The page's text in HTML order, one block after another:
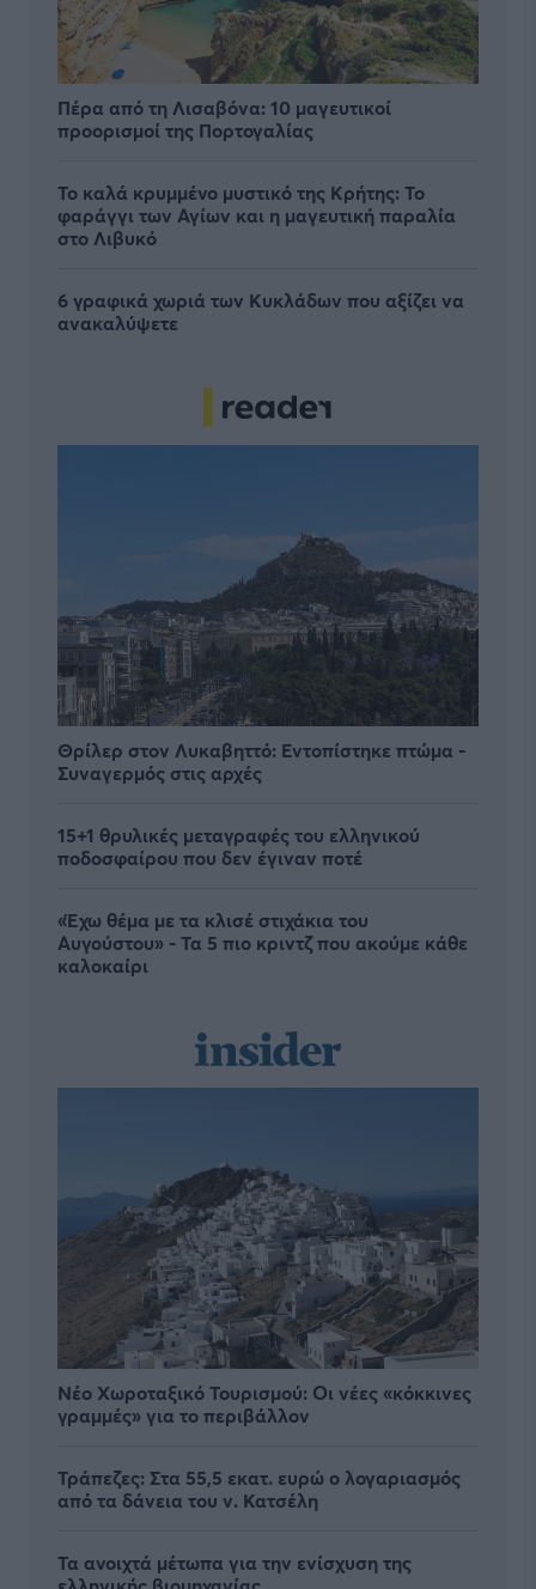
Πέρα από τη Λισαβόνα: 10 μαγευτικοί
προορισμοί της Πορτογαλίας
Το καλά κρυμμένο μυστικό της Κρήτης: Το
φαράγγι των Αγίων και η μαγευτική παραλία
στο Λιβυκό
6 γραφικά χωριά των Κυκλάδων που αξίζει να
ανακαλύψετε
Θρίλερ στον Λυκαβηττό: Εντοπίστηκε πτώμα -
Συναγερμός στις αρχές
15+1 θρυλικές μεταγραφές του ελληνικού
ποδοσφαίρου που δεν έγιναν ποτέ
«Έχω θέμα με τα κλισέ στιχάκια του
Αυγούστου» - Τα 5 πιο κριντζ που ακούμε κάθε
καλοκαίρι
Νέο Χωροταξικό Τουρισμού: Οι νέες «κόκκινες
γραμμές» για το περιβάλλον
Τράπεζες: Στα 55,5 εκατ. ευρώ ο λογαριασμός
από τα δάνεια του ν. Κατσέλη
Τα ανοιχτά μέτωπα για την ενίσχυση της